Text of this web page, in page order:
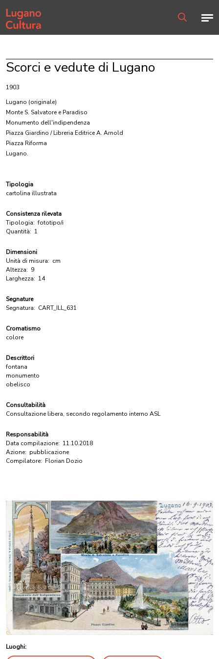
Home page
Scorci e vedute di Lugano
1903
Lugano (originale)
Monte S. Salvatore e Paradiso
Monumento dell'indipendenza
Piazza Giardino / Libreria Editrice A. Arnold
Piazza Riforma
Lugano.
Tipologia
cartolina illustrata
Consistenza rilevata
Tipologia: fototipo/i
Quantità: 1
Dimensioni
Unità di misura: cm
Altezza: 9
Larghezza: 14
Segnature
Segnatura: CART_ILL_631
Cromatismo
colore
Descrittori
fontana
monumento
obelisco
Consultabilità
Consultazione libera, secondo regolamento interno ASL
Responsabilità
Data compilazione: 11.10.2018
Azione: pubblicazione
Compilatore: Florian Dozio
Luoghi: